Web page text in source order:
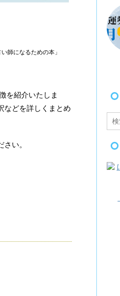
師になるための本」
を紹介いたしま
などを詳しくまとめ
い。